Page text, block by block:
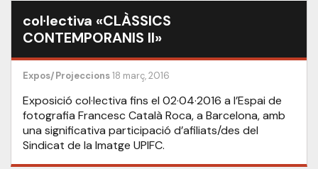
col·lectiva «CLÀSSICS
CONTEMPORANIS II»
Expos/Projeccions18 març, 2016
Exposició col·lectiva fins el 02·04·2016 a l’Espai de
fotografia Francesc Català Roca, a Barcelona, amb
una significativa participació d’afiliats/des del
Sindicat de la Imatge UPIFC.